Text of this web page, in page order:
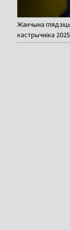
Жанчына
кастрычніка